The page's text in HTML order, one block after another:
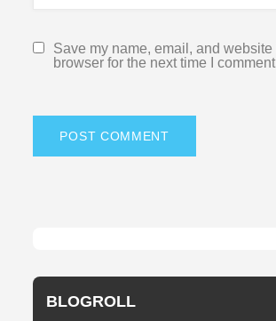
Save my name, email, and website
browser for the next time I
BLOGROLL